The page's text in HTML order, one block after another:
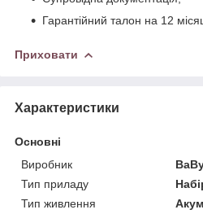
Гарантійний талон на 12
Приховати
Характеристики
Основні
Виробник
Тип приладу
Тип живлення